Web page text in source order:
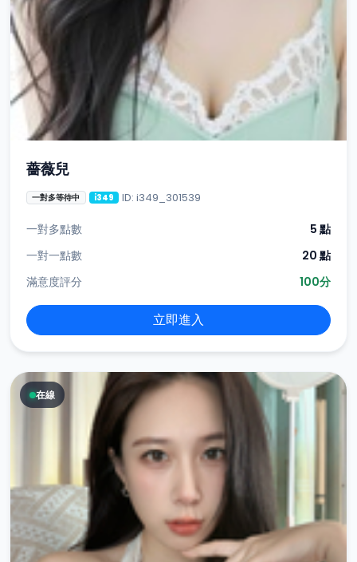
薔薇兒
一對多等待中 i349 ID: i349_301539
一對多點數
5 點
一對一點數
20 點
滿意度評分
100分
立即進入
在線